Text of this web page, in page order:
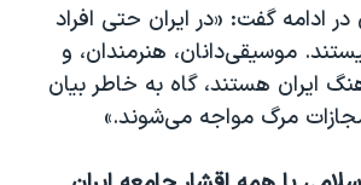
ادامه گفت: «در ایران حتی افراد
موسیقی‌دانان، هنرمندان، و
ایران هستند، گاه به خاطر بیان
مرگ مواجه می‌شوند.»